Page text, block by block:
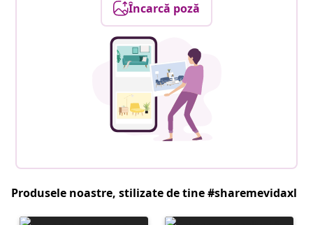
Încarcă poză
Produsele noastre, stilizate de tine #sharemevidaxl